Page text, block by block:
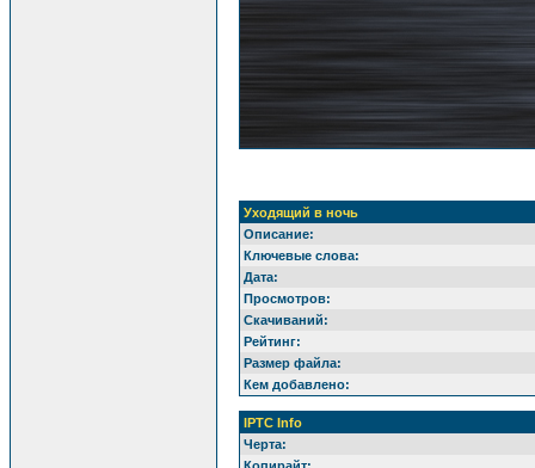
Уходящий в ночь
Описание:
Ключевые слова:
Дата:
Просмотров:
Скачиваний:
Рейтинг:
Размер файла:
Кем добавлено:
IPTC Info
Черта: